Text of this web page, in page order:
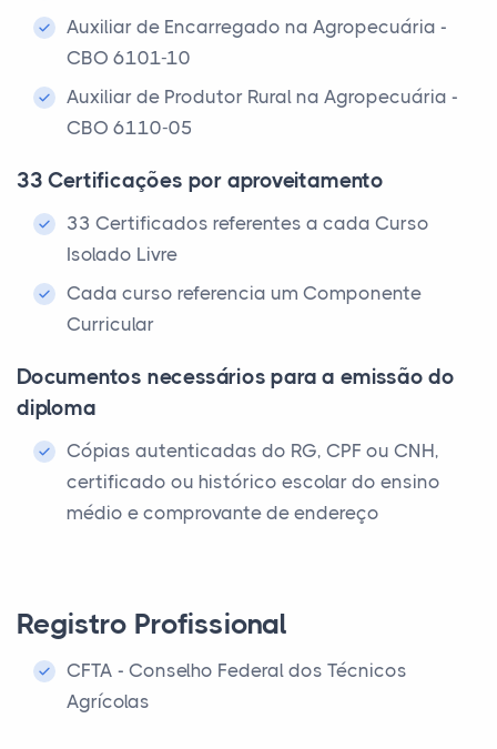
Auxiliar de Encarregado na Agropecuária -
CBO 6101-10
Auxiliar de Produtor Rural na Agropecuária -
CBO 6110-05
33 Certificações por aproveitamento
33 Certificados referentes a cada Curso
Isolado Livre
Cada curso referencia um Componente
Curricular
Documentos necessários para a emissão do
diploma
Cópias autenticadas do RG, CPF ou CNH,
certificado ou histórico escolar do ensino
médio e comprovante de endereço
Registro Profissional
CFTA - Conselho Federal dos Técnicos
Agrícolas